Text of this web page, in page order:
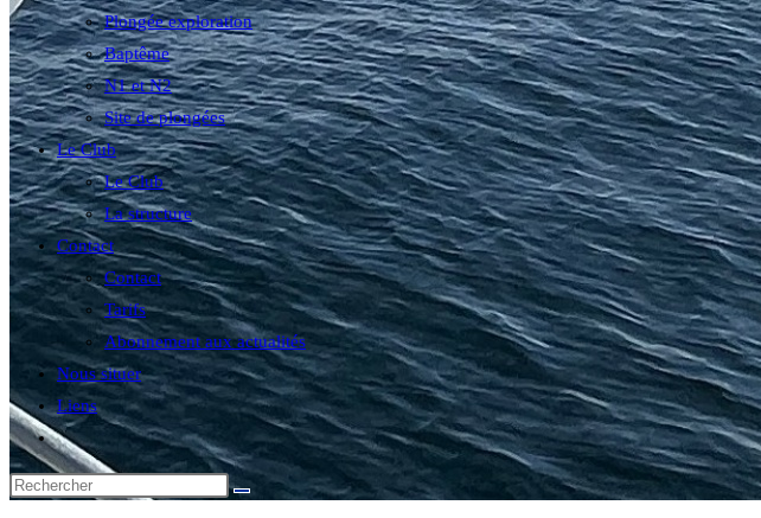
Plongée exploration
Baptême
N1 et N2
Site de plongées
Le Club
Le Club
La structure
Contact
Contact
Tarifs
Abonnement aux actualités
Nous situer
Liens
Toggle
website
search